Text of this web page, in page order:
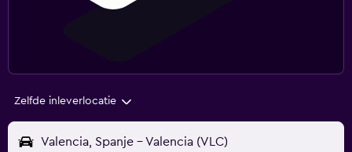
Zelfde inleverlocatie
Valencia, Spanje - Valencia (VLC)